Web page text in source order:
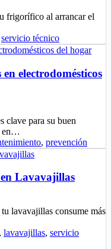
frigorífico al arrancar el
servicio técnico
electrodomésticos
clave para su buen
en…
, prevención
en Lavavajillas
lavavajillas consume más
, lavavajillas, servicio